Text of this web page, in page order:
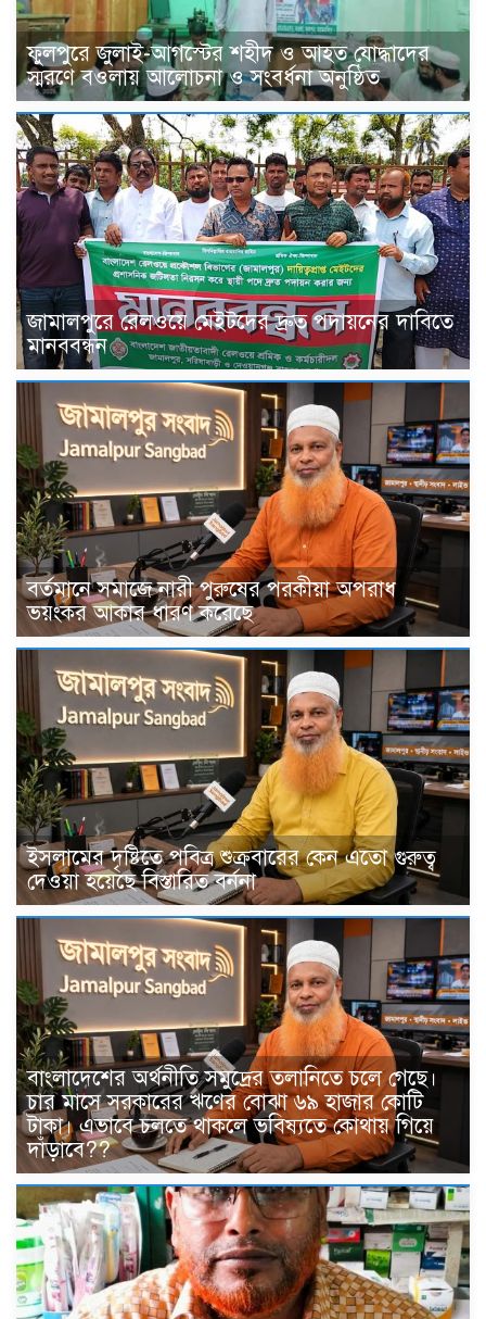
ফুলপুরে জুলাই-আগস্টের শহীদ ও আহত যোদ্ধাদের
স্মরণে বওলায় আলোচনা ও সংবর্ধনা অনুষ্ঠিত
জামালপুরে রেলওয়ে মেইটদের দ্রুত পদায়নের দাবিতে
মানববন্ধন
বর্তমানে সমাজে নারী পুরুষের পরকীয়া অপরাধ
ভয়ংকর আকার ধারণ করেছে
ইসলামের দৃষ্টিতে পবিত্র শুক্রবারের কেন এতো গুরুত্ব
দেওয়া হয়েছে বিস্তারিত বর্ননা
বাংলাদেশের অর্থনীতি সমুদ্রের তলানিতে চলে গেছে।
চার মাসে সরকারের ঋণের বোঝা ৬৯ হাজার কোটি
টাকা। এভাবে চলতে থাকলে ভবিষ্যতে কোথায় গিয়ে
দাঁড়াবে??